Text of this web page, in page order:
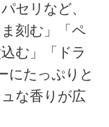
セリなど、
刻む」「ペ
む」「ドラ
にたっぷりと
な香りが広